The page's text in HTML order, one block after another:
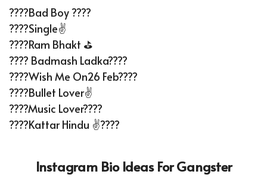
????Bad Boy ????
????Single✌
????Ram Bhakt ⛳
???? Badmash Ladka????
????Wish Me On26 Feb????
????Bullet Lover✌
????Music Lover????
????Kattar Hindu ✌????
Instagram Bio Ideas For Gangster